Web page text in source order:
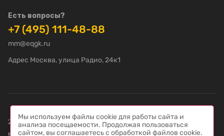
Есть вопросы?
+7 (495) 111-48-88
mm@eqgk.ru
Адрес Москва, улица Радио, 24к1
2022-2026 © "ЭКЬЮ Мультимедиа" – Интегратор
мультимедийных решений
Мы используем файлы cookie для работы сайта и
анализа посещаемости. Продолжая пользоваться
сайтом, вы соглашаетесь с обработкой файлов cookie.